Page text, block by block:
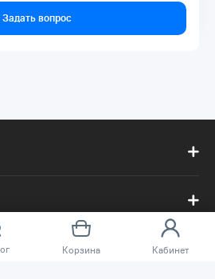
Корзина Кабинет
Задать вопрос